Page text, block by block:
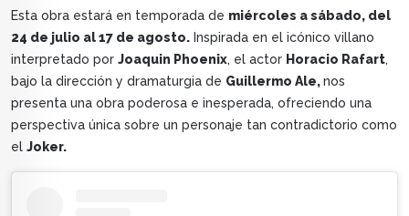
Esta obra estará en temporada de miércoles a sábado, del
24 de julio al 17 de agosto. Inspirada en el icónico villano
interpretado por Joaquin Phoenix, el actor Horacio Rafart,
bajo la dirección y dramaturgia de Guillermo Ale,nos
presenta una obra poderosa e inesperada, ofreciendo una
perspectiva única sobre un personaje tan contradictorio como
el Joker.